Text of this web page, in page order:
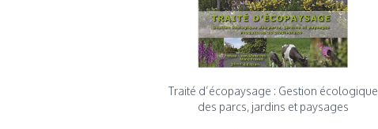
Traité d’écopaysage : Gestion écologique
des parcs, jardins et paysages